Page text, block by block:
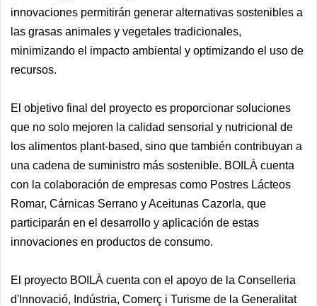
innovaciones permitirán generar alternativas sostenibles a
las grasas animales y vegetales tradicionales,
minimizando el impacto ambiental y optimizando el uso de
recursos.
El objetivo final del proyecto es proporcionar soluciones
que no solo mejoren la calidad sensorial y nutricional de
los alimentos plant-based, sino que también contribuyan a
una cadena de suministro más sostenible. BOILÀ cuenta
con la colaboración de empresas como Postres Lácteos
Romar, Cárnicas Serrano y Aceitunas Cazorla, que
participarán en el desarrollo y aplicación de estas
innovaciones en productos de consumo.
El proyecto BOILÀ cuenta con el apoyo de la Conselleria
d'Innovació, Indústria, Comerç i Turisme de la Generalitat